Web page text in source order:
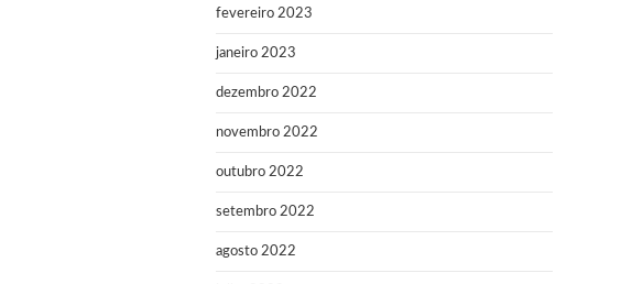
fevereiro 2023
janeiro 2023
dezembro 2022
novembro 2022
outubro 2022
setembro 2022
agosto 2022